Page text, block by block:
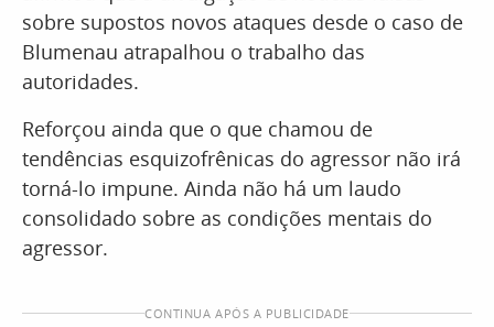
sobre supostos novos ataques desde o caso de
Blumenau atrapalhou o trabalho das
autoridades.
Reforçou ainda que o que chamou de
tendências esquizofrênicas do agressor não irá
torná-lo impune. Ainda não há um laudo
consolidado sobre as condições mentais do
agressor.
CONTINUA APÓS A PUBLICIDADE